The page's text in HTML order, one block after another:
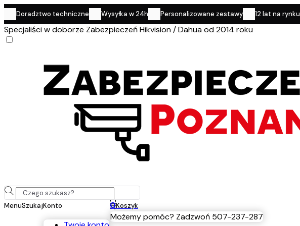
Doradztwo techniczne Wysyłka w 24h Personalizowane zestawy 12 lat na rynku
Specjaliści w doborze Zabezpieczeń Hikvision / Dahua od 2014 roku
MenuSzukajKonto 0Koszyk
Możemy pomóc? Zadzwoń 507-237-287